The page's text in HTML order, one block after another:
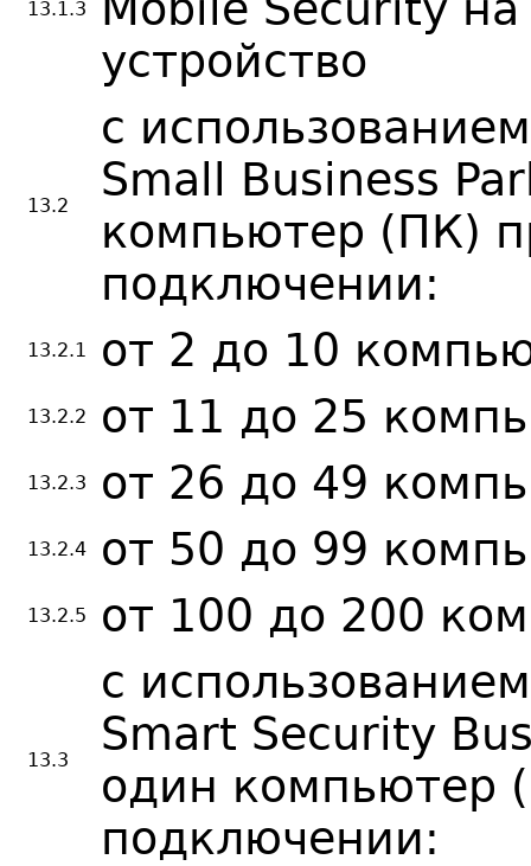
13.1.3
устройство
13.2
с
Small Business
компьютер (ПК)
подключении:
13.2.1 от 2 до 10
13.2.2 от 11 до 25
13.2.3 от 26 до 49
13.2.4 от 50 до 99
13.2.5 от 100 до 200
13.3
с
Smart Security
один компьютер
подключении: